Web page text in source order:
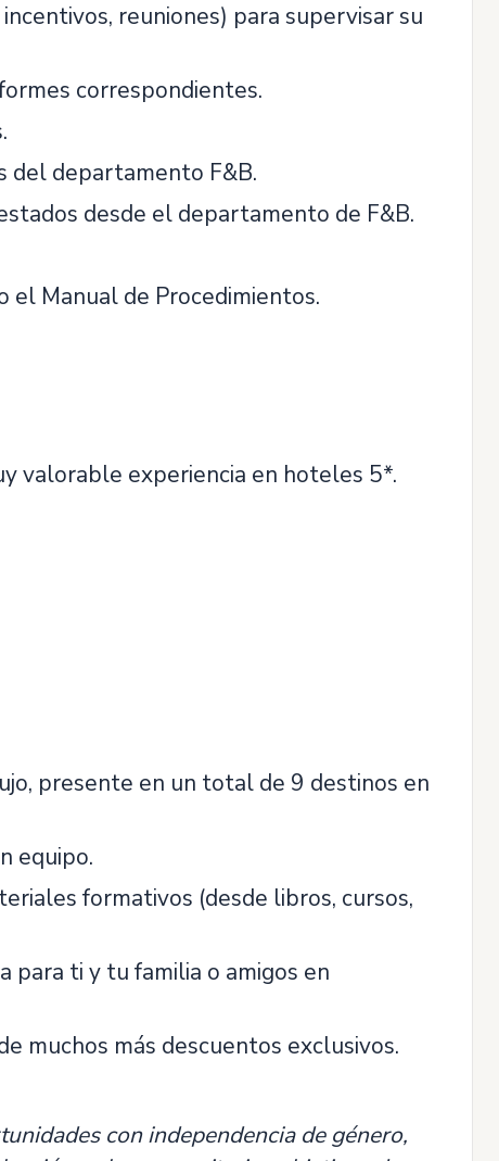
reuniones) para supervisar su
correspondientes.
del departamento F&B.
desde el departamento de F&B.
el Manual de Procedimientos.
valorable experiencia en hoteles 5*.
presente en un total de 9 destinos en
equipo.
formativos (desde libros, cursos,
para ti y tu familia o amigos en
muchos más descuentos exclusivos.
con independencia de género,